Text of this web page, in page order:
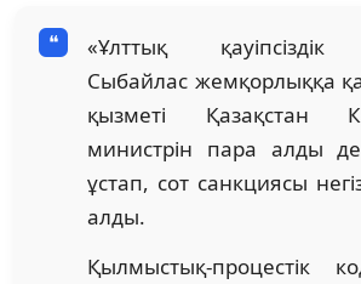
«Ұлттық қауіпсіздік
Сыбайлас жемқорлыққа
қызметі Қазақстан
министрін пара алды
ұстап, сот санкциясы
алды.
Қылмыстық-процестік